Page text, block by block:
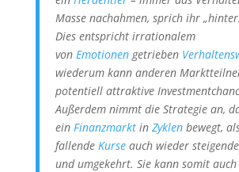
Masse nachahmen, sprich ihr
Dies entspricht irrationalem
von Emotionengetrieben
wiederum kann anderen
potentiell attraktive
Außerdem nimmt die Strategie an,
ein Finanzmarktin Zyklenbewegt,
fallende Kurseauch wieder
und umgekehrt. Sie kann somit